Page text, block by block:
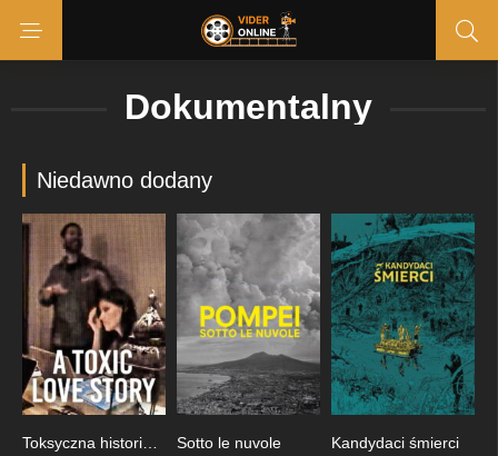
Dokumentalny
Niedawno dodany
6.7 Sotto le nuvole 0
Kandydaci śmierci